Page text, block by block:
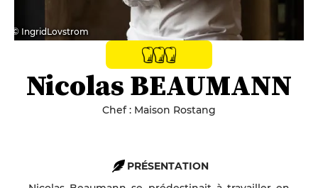
© IngridLovstrom
Nicolas BEAUMANN
Chef : Maison Rostang
PRÉSENTATION